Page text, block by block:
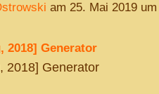
am 25. Mai 2019
2018] Generator
2018] Generator